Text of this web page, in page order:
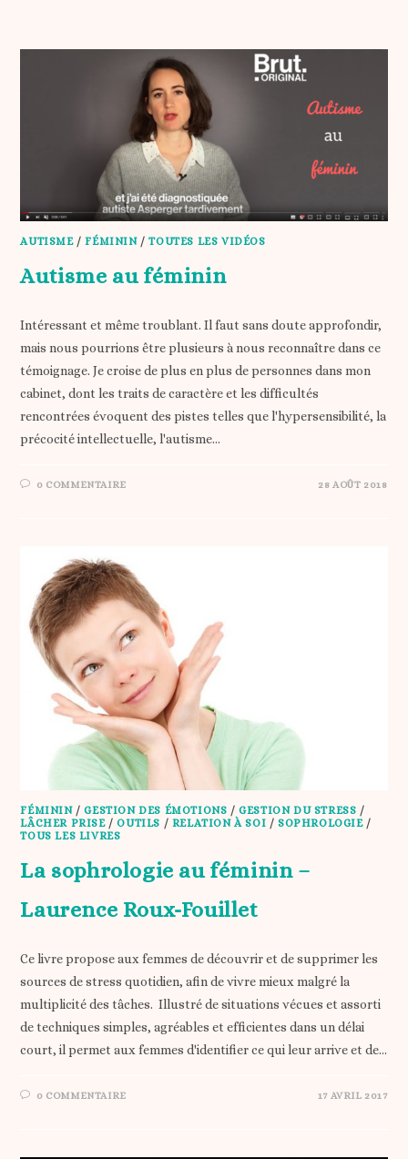
AUTISME/FÉMININ/TOUTES LES VIDÉOS
Autisme au féminin
Intéressant et même troublant. Il faut sans doute approfondir,
mais nous pourrions être plusieurs à nous reconnaître dans ce
témoignage. Je croise de plus en plus de personnes dans mon
cabinet, dont les traits de caractère et les difficultés
rencontrées évoquent des pistes telles que l'hypersensibilité, la
précocité intellectuelle, l'autisme…
0 COMMENTAIRE 28 AOÛT 2018
FÉMININ/GESTION DES ÉMOTIONS /GESTION DU STRESS /
LÂCHER PRISE/OUTILS / RELATION À SOI /SOPHROLOGIE/
TOUS LES LIVRES
La sophrologie au féminin –
Laurence Roux-Fouillet
Ce livre propose aux femmes de découvrir et de supprimer les
sources de stress quotidien, afin de vivre mieux malgré la
multiplicité des tâches. Illustré de situations vécues et assorti
de techniques simples, agréables et efficientes dans un délai
court, il permet aux femmes d'identifier ce qui leur arrive et de…
0 COMMENTAIRE 17 AVRIL 2017